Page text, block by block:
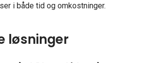
i både tid og omkostninger.
løsninger